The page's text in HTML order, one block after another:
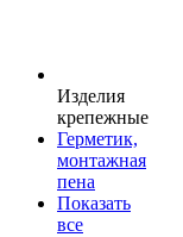
Изделия
крепежные
Герметик,
монтажная
пена
Показать
все